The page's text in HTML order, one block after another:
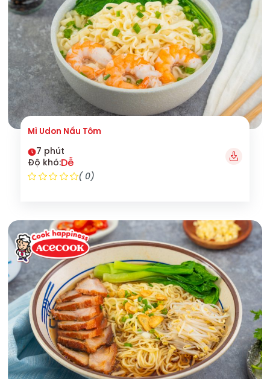
Mì Udon Nấu Tôm
7 phút
Độ khó:Dễ
( 0)